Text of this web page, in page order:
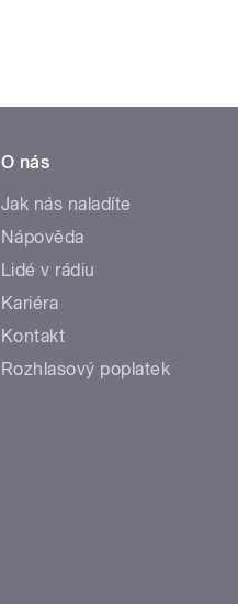
O nás
Jak nás naladíte
Nápověda
Lidé v rádiu
Kariéra
Kontakt
Rozhlasový poplatek